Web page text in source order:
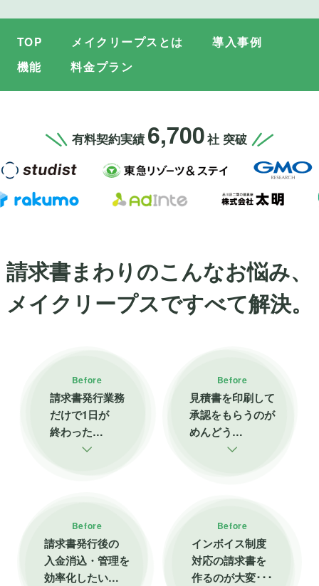
TOP メイクリープスとは
導入事例
機能
料金プラン
有料契約実績 6,700社 突破
請求書まわりのこんなお悩み、
メイクリープスですべて解決。
Before
請求書発行業務
だけで1日が
終わった…
Before
見積書を印刷して
承認をもらうのが
めんどう…
Before
請求書発行後の
入金消込・管理を
効率化したい…
Before
インボイス制度
対応の請求書を
作るのが大変･･･